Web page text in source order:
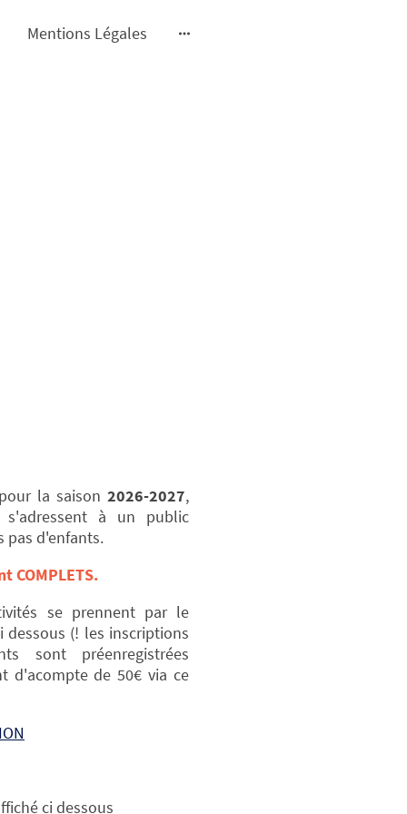
Mentions Légales
la saison 2026-2027,
à un public
pas d'enfants.
COMPLETS.
se prennent par le
(! les inscriptions
sont préenregistrées
d'acompte de 50€ via ce
ci dessous